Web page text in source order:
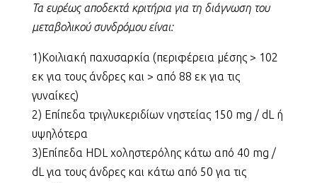
Τα ευρέως αποδεκτά κριτήρια για τη διάγνωση του
μεταβολικού συνδρόμου είναι:
1)Κοιλιακή παχυσαρκία (περιφέρεια μέσης > 102
εκ για τους άνδρες και > από 88 εκ για τις
γυναίκες)
2) Επίπεδα τριγλυκεριδίων νηστείας 150 mg / dL ή
υψηλότερα
3)Επίπεδα HDL χοληστερόλης κάτω από 40 mg /
dL για τους άνδρες και κάτω από 50 για τις